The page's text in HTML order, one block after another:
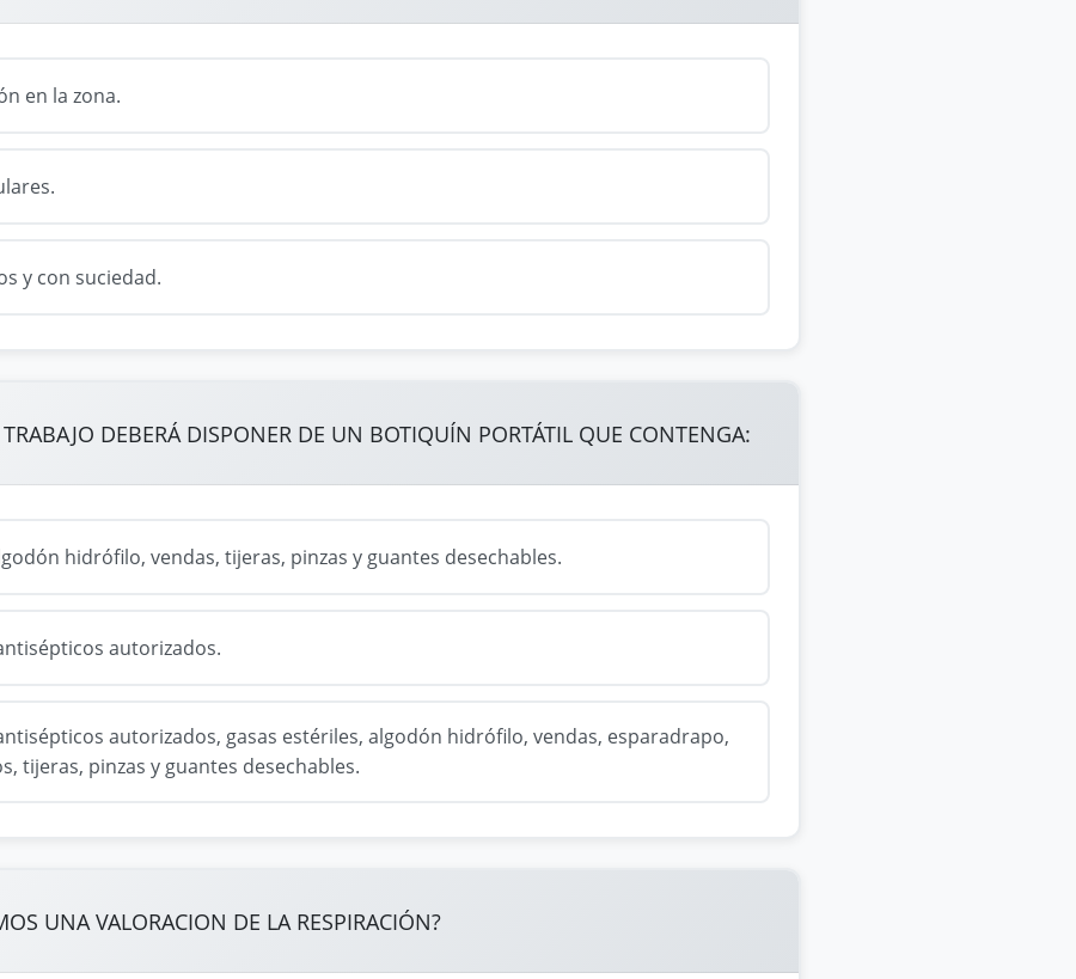
en la zona.
y con suciedad.
DEBERÁ DISPONER DE UN BOTIQUÍN PORTÁTIL QUE CONTENGA:
hidrófilo, vendas, tijeras, pinzas y guantes desechables.
autorizados.
autorizados, gasas estériles, algodón hidrófilo, vendas, esparadrapo,
tijeras, pinzas y guantes desechables.
UNA VALORACION DE LA RESPIRACIÓN?